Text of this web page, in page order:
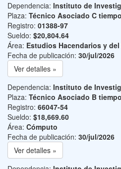
Dependencia: Instituto de
Plaza: Técnico Asociado C
Registro: 01388-97
Sueldo: $20,804.64
Área: Estudios Hacendarios y
Fecha de publicación: 30/jul/2026
Ver detalles »
Dependencia: Instituto de
Plaza: Técnico Asociado B
Registro: 66047-54
Sueldo: $18,669.60
Área: Cómputo
Fecha de publicación: 30/jul/2026
Ver detalles »